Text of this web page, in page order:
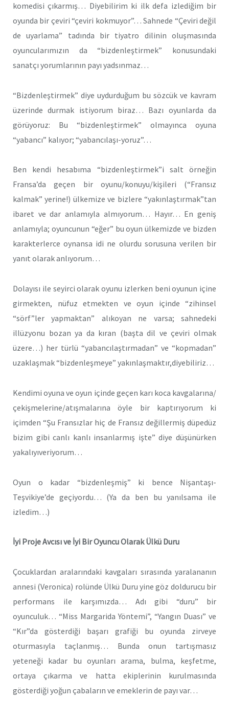
komedisi çıkarmış… Diyebilirim ki ilk defa izlediğim bir
oyunda bir çeviri “çeviri kokmuyor”… Sahnede “Çeviri değil
de uyarlama” tadında bir tiyatro dilinin oluşmasında
oyuncularımızın da “bizdenleştirmek” konusundaki
sanatçı yorumlarının payı yadsınmaz…
“Bizdenleştirmek” diye uydurduğum bu sözcük ve kavram
üzerinde durmak istiyorum biraz… Bazı oyunlarda da
görüyoruz: Bu “bizdenleştirmek” olmayınca oyuna
“yabancı” kalıyor; “yabancılaşı-yoruz”…
Ben kendi hesabıma “bizdenleştirmek”i salt örneğin
Fransa’da geçen bir oyunu/konuyu/kişileri (“Fransız
kalmak” yerine!) ülkemize ve bizlere “yakınlaştırmak”tan
ibaret ve dar anlamıyla almıyorum… Hayır… En geniş
anlamıyla; oyuncunun “eğer” bu oyun ülkemizde ve bizden
karakterlerce oynansa idi ne olurdu sorusuna verilen bir
yanıt olarak anlıyorum…
Dolayısı ile seyirci olarak oyunu izlerken beni oyunun içine
girmekten, nüfuz etmekten ve oyun içinde “zihinsel
“sörf”ler yapmaktan” alıkoyan ne varsa; sahnedeki
illüzyonu bozan ya da kıran (başta dil ve çeviri olmak
üzere…) her türlü “yabancılaştırmadan” ve “kopmadan”
uzaklaşmak “bizdenleşmeye” yakınlaşmaktır,diyebiliriz…
Kendimi oyuna ve oyun içinde geçen karı koca kavgalarına/
çekişmelerine/atışmalarına öyle bir kaptırıyorum ki
içimden “Şu Fransızlar hiç de Fransız değillermiş düpedüz
bizim gibi canlı kanlı insanlarmış işte” diye düşünürken
yakalıyıveriyorum…
Oyun o kadar “bizdenleşmiş” ki bence Nişantaşı-
Teşvikiye’de geçiyordu… (Ya da ben bu yanılsama ile
izledim…)
İyi Proje Avcısı ve İyi Bir Oyuncu Olarak Ülkü Duru
Çocuklardan aralarındaki kavgaları sırasında yaralananın
annesi (Veronica) rolünde Ülkü Duru yine göz doldurucu bir
performans ile karşımızda… Adı gibi “duru” bir
oyunculuk… “Miss Margarida Yöntemi”, “Yangın Duası” ve
“Kır”da gösterdiği başarı grafiği bu oyunda zirveye
oturmasıyla taçlanmış… Bunda onun tartışmasız
yeteneği kadar bu oyunları arama, bulma, keşfetme,
ortaya çıkarma ve hatta ekiplerinin kurulmasında
gösterdiği yoğun çabaların ve emeklerin de payı var…